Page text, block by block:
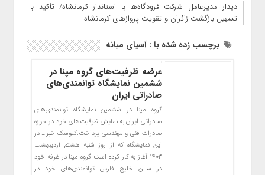
دیدار مدیرعامل شرکت فرودگاه‌ها با استاندار کرمانشاه/ تأکید بر
تسهیل بازگشت زائران و تقویت پروازهای کرمانشاه
برچسب زده شده با : آسیای میانه
عرضه ظرفیت‌های گروه مپنا در
ششمین نمایشگاه توانمندی‌های
صادراتی ایران
گروه مپنا در ششمین نمایشگاه توانمندی‌های
صادراتی ایران به نمایش ظرفیت‌های خود در حوزه
صادرات فنی و مهندسی پرداخت.کیوسک خبر ـ در
این نمایشگاه که از روز شنبه هشتم اردیبهشت
۱۴۰۳ آغاز به کار کرده است گروه مپنا در غرفه خود
در سالن خلیج فارس توانمندی‌های خود در